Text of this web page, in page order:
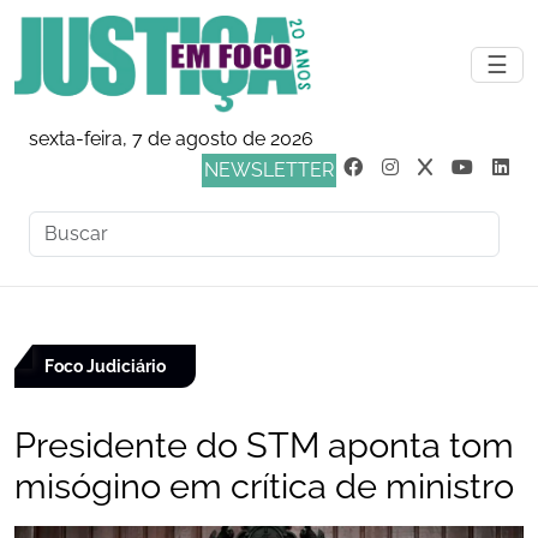
☰
sexta-feira, 7 de agosto de 2026
NEWSLETTER
Foco Judiciário
Presidente do STM aponta tom
misógino em crítica de ministro